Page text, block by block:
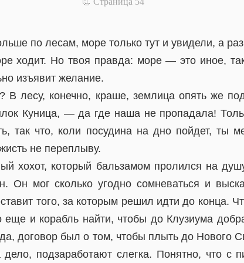
по лесам, море только тут и увидели, а
ходит. Но твоя правда: море — это иное,
изъявит желание.
В лесу, конечно, краше, землица опять же
Куница, — да где наша не пропадала!
так что, коли посудина на дно пойдет, ты
не переплыву.
хохот, который бальзамом пролился на
Он мог сколько угодно сомневаться и
того, за которым решил идти до конца.
и корабль найти, чтобы до Клузиума
договор был о том, чтобы плыть до Нового
дело, подзаработают слегка. Понятно, что с